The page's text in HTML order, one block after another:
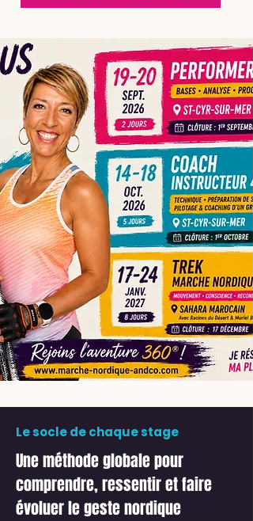
Le socle de chaque stage
Une méthode globale pour
comprendre, ressentir et faire
évoluer le geste nordique